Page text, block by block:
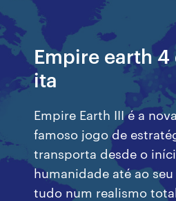
Empire earth
ita
Empire Earth III é a
famoso jogo de
transporta desde o
humanidade até ao
tudo num realismo